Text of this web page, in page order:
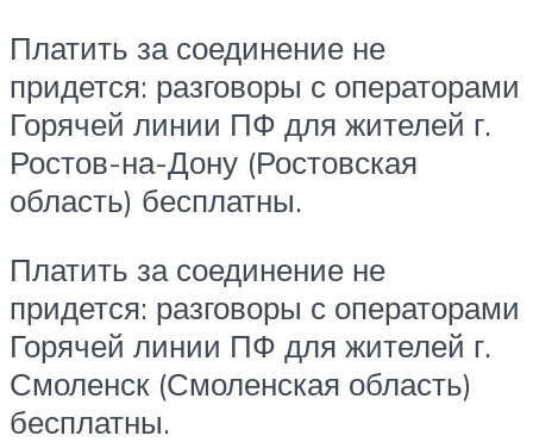
Платить за соединение не
придется: разговоры с операторами
Горячей линии ПФ для жителей г.
Ростов-на-Дону (Ростовская
область) бесплатны.
Платить за соединение не
придется: разговоры с операторами
Горячей линии ПФ для жителей г.
Смоленск (Смоленская область)
бесплатны.